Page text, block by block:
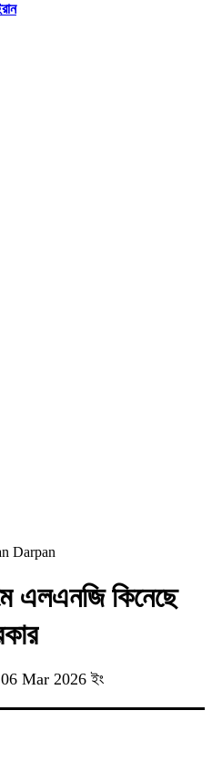
এলএনজি কিনেছে
06 Mar 2026 ইং